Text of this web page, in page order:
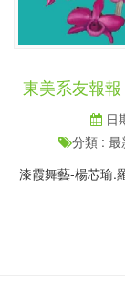
東美系友報
日
分類 : 最
漆霞舞藝-楊芯瑜.